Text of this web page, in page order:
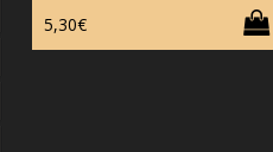
5,30€